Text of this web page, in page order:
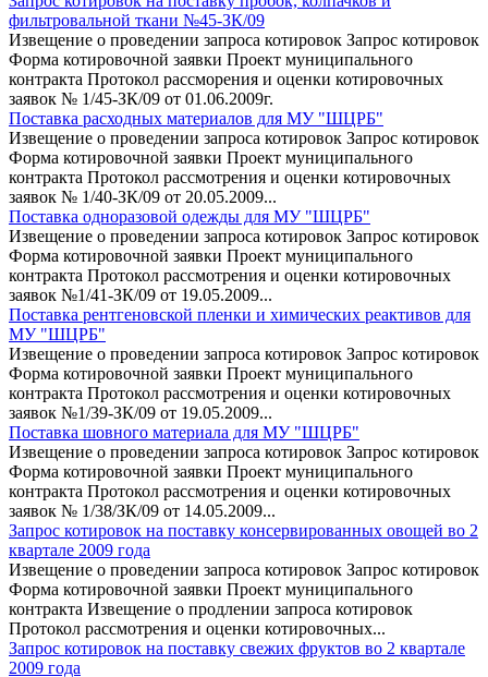
фильтровальной ткани №45-ЗК/09
Извещение о проведении запроса котировок Запрос котировок
Форма котировочной заявки Проект муниципального
контракта Протокол рассморения и оценки котировочных
заявок № 1/45-ЗК/09 от 01.06.2009г.
Поставка расходных материалов для МУ "ШЦРБ"
Извещение о проведении запроса котировок Запрос котировок
Форма котировочной заявки Проект муниципального
контракта Протокол рассмотрения и оценки котировочных
заявок № 1/40-ЗК/09 от 20.05.2009...
Поставка одноразовой одежды для МУ "ШЦРБ"
Извещение о проведении запроса котировок Запрос котировок
Форма котировочной заявки Проект муниципального
контракта Протокол рассмотрения и оценки котировочных
заявок №1/41-ЗК/09 от 19.05.2009...
Поставка рентгеновской пленки и химических реактивов для
МУ "ШЦРБ"
Извещение о проведении запроса котировок Запрос котировок
Форма котировочной заявки Проект муниципального
контракта Протокол рассмотрения и оценки котировочных
заявок №1/39-ЗК/09 от 19.05.2009...
Поставка шовного материала для МУ "ШЦРБ"
Извещение о проведении запроса котировок Запрос котировок
Форма котировочной заявки Проект муниципального
контракта Протокол рассмотрения и оценки котировочных
заявок № 1/38/ЗК/09 от 14.05.2009...
Запрос котировок на поставку консервированных овощей во 2
квартале 2009 года
Извещение о проведении запроса котировок Запрос котировок
Форма котировочной заявки Проект муниципального
контракта Извещение о продлении запроса котировок
Протокол рассмотрения и оценки котировочных...
Запрос котировок на поставку свежих фруктов во 2 квартале
2009 года